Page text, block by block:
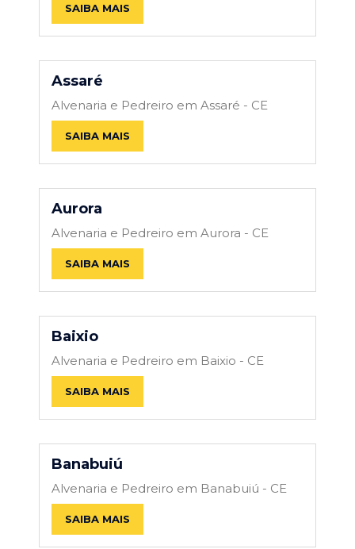
SAIBA MAIS
Assaré
Alvenaria e Pedreiro em Assaré - CE
SAIBA MAIS
Aurora
Alvenaria e Pedreiro em Aurora - CE
SAIBA MAIS
Baixio
Alvenaria e Pedreiro em Baixio - CE
SAIBA MAIS
Banabuiú
Alvenaria e Pedreiro em Banabuiú - CE
SAIBA MAIS